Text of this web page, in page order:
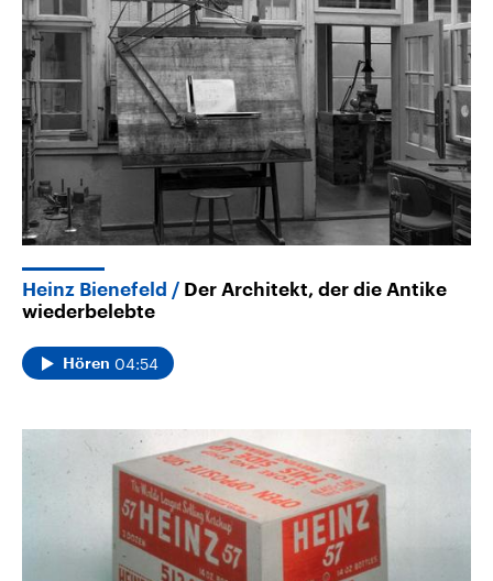
Heinz Bienefeld
Der Architekt, der die Antike
wiederbelebte
Hören 04:54